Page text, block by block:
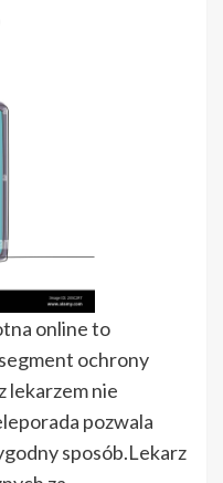
online to
ochrony
lekarzem nie
pozwala
sposób.Lekarz